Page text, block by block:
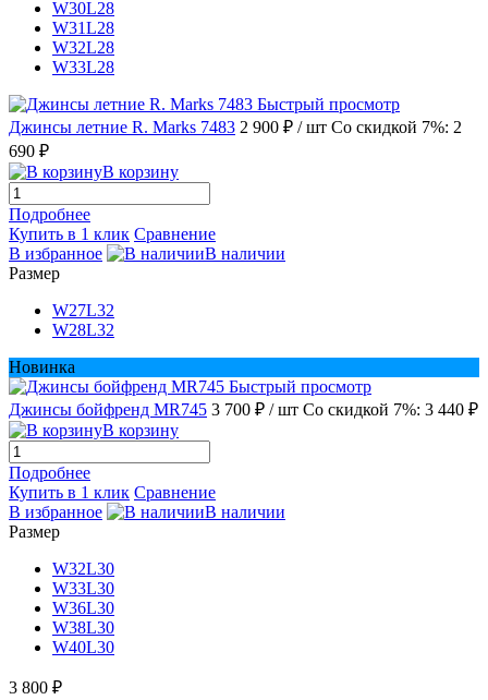
W30L28
W31L28
W32L28
W33L28
Быстрый просмотр
Джинсы летние R. Marks 7483 2 900 ₽ / шт Со скидкой 7%: 2
690 ₽
В корзину
Подробнее
Купить в 1 клик Сравнение
В избранное
В наличии
Размер
W27L32
W28L32
Новинка
Быстрый просмотр
Джинсы бойфренд MR745 3 700 ₽ / шт Со скидкой 7%: 3 440 ₽
В корзину
Подробнее
Купить в 1 клик Сравнение
В избранное
В наличии
Размер
W32L30
W33L30
W36L30
W38L30
W40L30
3 800 ₽